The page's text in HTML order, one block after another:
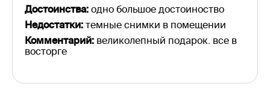
Достоинства: одно большое достоиноство
Недостатки: темные снимки в помещении
Комментарий: великолепный подарок. все в
восторге